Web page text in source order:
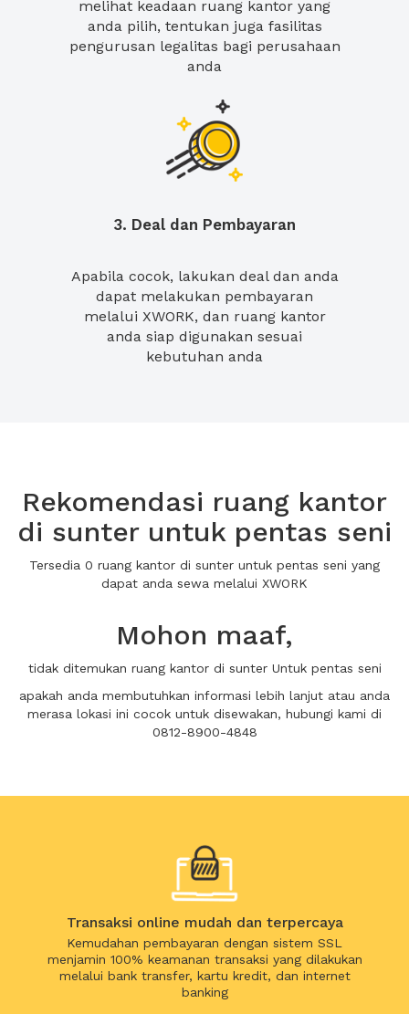
melihat keadaan ruang kantor yang
anda pilih, tentukan juga fasilitas
pengurusan legalitas bagi perusahaan
anda
3. Deal dan Pembayaran
Apabila cocok, lakukan deal dan anda
dapat melakukan pembayaran
melalui XWORK, dan ruang kantor
anda siap digunakan sesuai
kebutuhan anda
Rekomendasi ruang kantor
di sunter untuk pentas seni
Tersedia 0 ruang kantor di sunter untuk pentas seni yang
dapat anda sewa melalui XWORK
Mohon maaf,
tidak ditemukan ruang kantor di sunter Untuk pentas seni
apakah anda membutuhkan informasi lebih lanjut atau anda
merasa lokasi ini cocok untuk disewakan, hubungi kami di
0812-8900-4848
Transaksi online mudah dan terpercaya
Kemudahan pembayaran dengan sistem SSL
menjamin 100% keamanan transaksi yang dilakukan
melalui bank transfer, kartu kredit, dan internet
banking